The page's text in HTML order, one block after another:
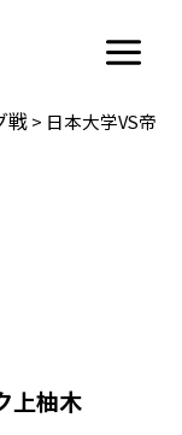
Main
Menu
戦> 日本大学VS帝
上柚木